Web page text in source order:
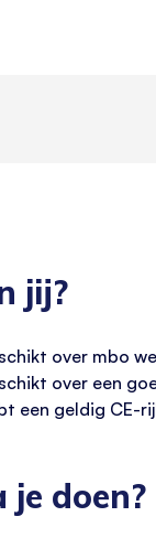
jij?
over mbo
over een
een geldig CE-
doen?